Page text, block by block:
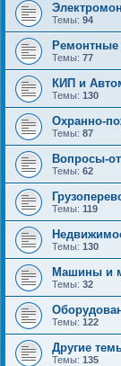
Темы: 94
Темы: 77
КИП и
Темы: 130
Охранно-
Темы: 87
Вопросы-
Темы: 62
Темы: 119
Темы: 130
Машины и
Темы: 32
Темы: 122
Другие
Темы: 135